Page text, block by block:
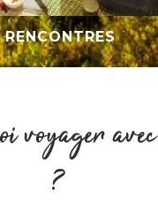
RENCONTRES
voyager
?